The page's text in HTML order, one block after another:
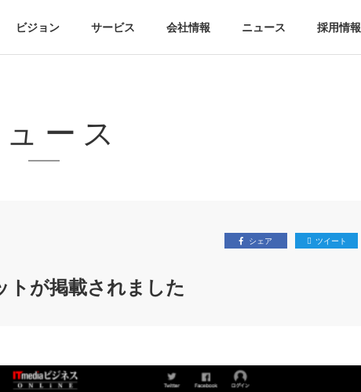
ビジョン サービス 会社情報 ニュース 採用情報
ース
シェア ツイート
トが掲載されました